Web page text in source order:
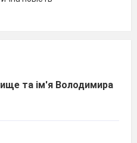
та ім'я Володимира